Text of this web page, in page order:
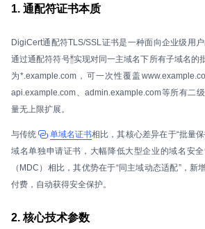
1. 通配符证书本质
DigiCert通配符TLS/SSL证书是一种面向企业级用
通过通配符符号*实现对同一主域名下所有子域名的
为*.example.com，可一次性覆盖
api.example.com、admin.example.com等所有二
量无上限扩展。
与传统 单域名证书相比，其核心差异在于“批量
域名单独申请证书，大幅降低大型企业的域名安
（MDC）相比，其优势在于“同主域动态适配”，新
付费，自动获得安全保护。
2. 核心技术参数